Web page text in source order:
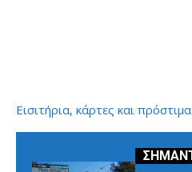
Εισιτήρια, κάρτες και πρόστιμα